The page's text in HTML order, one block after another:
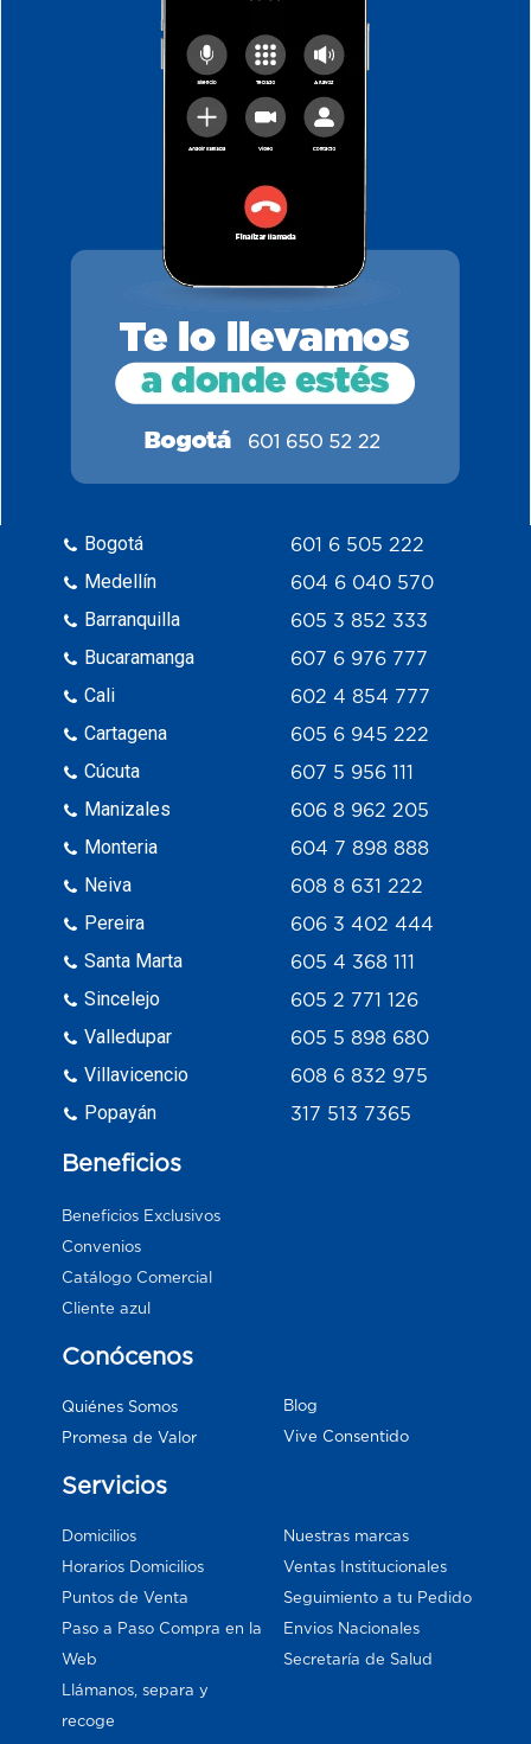
Bogotá
Medellín
Barranquilla
Bucaramanga
Cali
Cartagena
Cúcuta
Manizales
Monteria
Neiva
Pereira
Santa Marta
Sincelejo
Valledupar
Villavicencio
Popayán
601 6 505 222
604 6 040 570
605 3 852 333
607 6 976 777
602 4 854 777
605 6 945 222
607 5 956 111
606 8 962 205
604 7 898 888
608 8 631 222
606 3 402 444
605 4 368 111
605 2 771 126
605 5 898 680
608 6 832 975
317 513 7365
Beneficios
Beneficios Exclusivos
Convenios
Catálogo Comercial
Cliente azul
Conócenos
Quiénes Somos
Promesa de Valor
Blog
Vive Consentido
Servicios
Domicilios
Horarios Domicilios
Puntos de Venta
Paso a Paso Compra en la
Web
Llámanos, separa y
recoge
Nuestras marcas
Ventas Institucionales
Seguimiento a tu Pedido
Envios Nacionales
Secretaría de Salud